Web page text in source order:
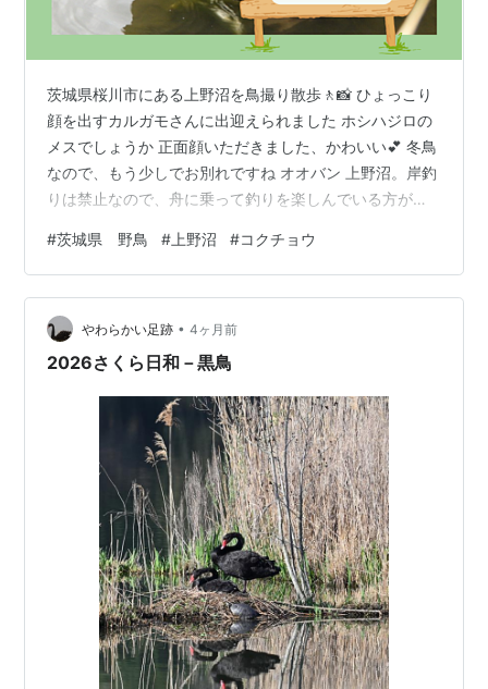
茨城県桜川市にある上野沼を鳥撮り散歩🚶📸 ひょっこり
顔を出すカルガモさんに出迎えられました ホシハジロの
メスでしょうか 正面顔いただきました、かわいい💕 冬鳥
なので、もう少しでお別れですね オオバン 上野沼。岸釣
りは禁止なので、舟に乗って釣りを楽しんでいる方がち
きる数少ない観察池です スーとコクチョウの方から近づ
いて来ます。人に慣れているようですねw 正面顔は迫力
ありますねぇ キリッ✨ なかなかの男前です（メスかもだ
けど） スワン型のシルエット 羽繕い中。足がなぜかピョ
コン リラックスしている時はもっとだら〜ん😁 沼の湖畔
#茨城県 野鳥 # 上野沼 #コクチョウ
やわらかい足跡 • 4ヶ月前
2026さくら日和－黒鳥